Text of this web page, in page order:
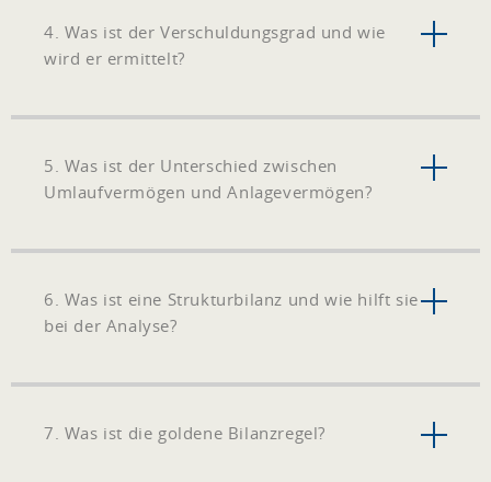
4. Was ist der Verschuldungsgrad und wie
wird er ermittelt?
5. Was ist der Unterschied zwischen
Umlaufvermögen und Anlagevermögen?
6. Was ist eine Strukturbilanz und wie hilft sie
bei der Analyse?
7. Was ist die goldene Bilanzregel?